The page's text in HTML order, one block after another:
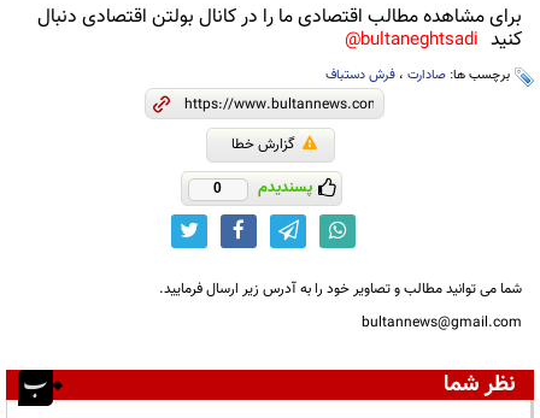
برای مشاهده مطالب اقتصادی ما را در کانال بولتن اقتصادی دنبال
کنید bultaneghtsadi@
برچسب ها: صادارت ، فرش دستباف
گزارش خطا
پسندیدم 0
شما می توانید مطالب و تصاویر خود را به آدرس زیر ارسال فرمایید.
bultannews@gmail.com
نظر شما